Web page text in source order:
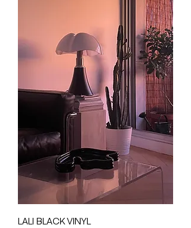
LALI BLACK VINYL